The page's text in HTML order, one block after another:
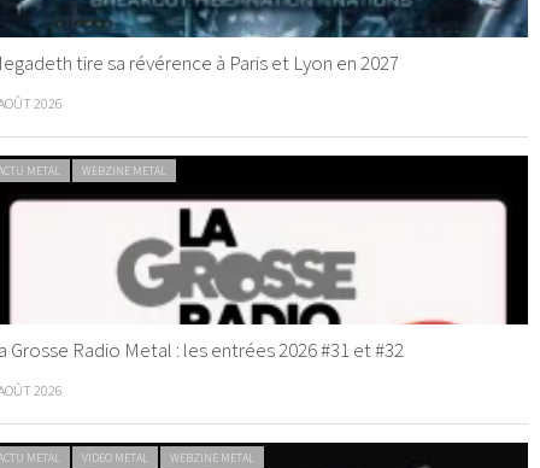
tire sa révérence à Paris et Lyon en 2027
2026
METAL WEBZINE METAL
Grosse Radio Metal : les entrées 2026 #31 et #32
2026
METAL VIDEO METAL WEBZINE METAL